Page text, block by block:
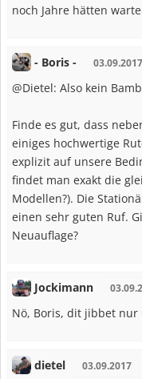
noch Jahre hätten
- Boris - 03.09.2017
@Dietel: Also kein
Finde es gut, dass
einiges hochwertige
explizit auf unsere
findet man exakt die
Modellen?). Die
einen sehr guten Ruf.
Neuauflage?
Jockimann
Nö, Boris, dit jibbet nur
dietel 03.09.2017